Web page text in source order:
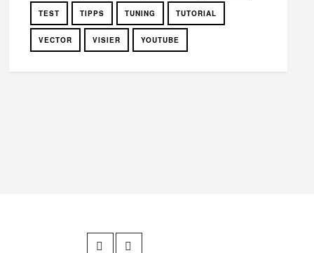
TEST TIPPS TUNING TUTORIAL
VECTOR VISIER YOUTUBE